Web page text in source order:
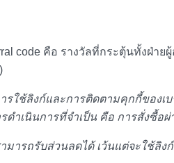
code คือ รางวัลที่กระตุ้นทั้งฝ่าย
รใช้ลิงก์และการติดตามคุกกี้ของ
ดำเนินการที่จำเป็น คือ การสั่งซื้อ
มารถรับส่วนลดได้ เว้นแต่จะใช้ลิ